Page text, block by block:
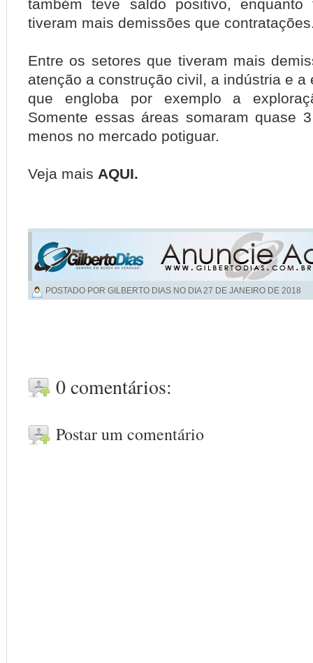
também teve saldo positivo,
tiveram mais demissões que
Entre os setores que tiveram mais
atenção a construção civil, a indústria e a
que engloba por exemplo a
Somente essas áreas somaram quase
menos no mercado potiguar.
Veja mais AQUI.
POSTADO POR GILBERTO DIAS NO DIA 27 DE JANEIRO DE 2018
0 comentários:
Postar um comentário